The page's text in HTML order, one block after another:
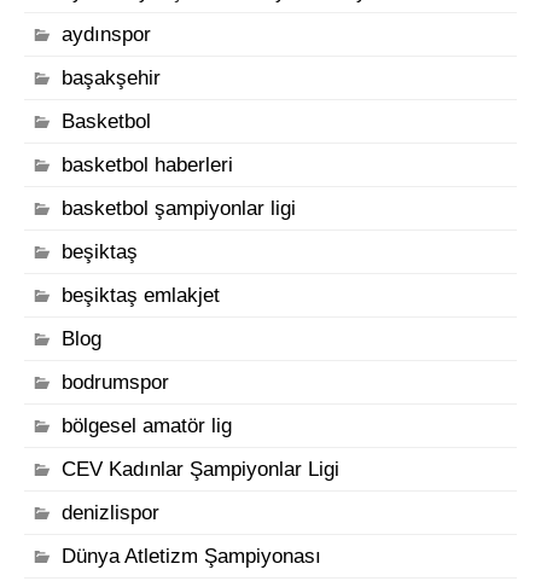
aydınspor
başakşehir
Basketbol
basketbol haberleri
basketbol şampiyonlar ligi
beşiktaş
beşiktaş emlakjet
Blog
bodrumspor
bölgesel amatör lig
CEV Kadınlar Şampiyonlar Ligi
denizlispor
Dünya Atletizm Şampiyonası